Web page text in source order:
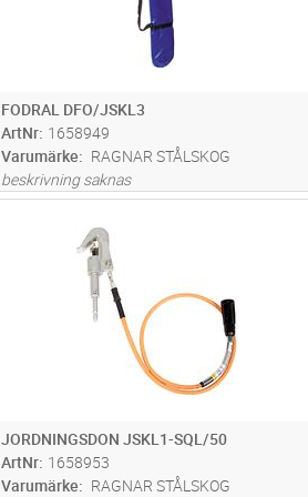
FODRAL DFO/JSKL3
ArtNr 1658949
Varumärke
RAGNAR STÅLSKOG
beskrivning saknas
ST
JORDNINGSDON JSKL1-SQL/50
ArtNr 1658953
Varumärke
RAGNAR STÅLSKOG